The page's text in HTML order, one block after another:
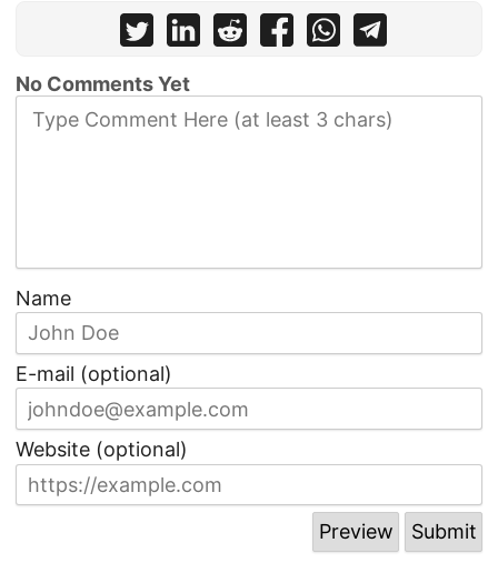
No Comments Yet
Name
E-mail (optional)
Website (optional)